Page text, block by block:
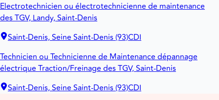
Electrotechnicien ou électrotechnicienne de maintenance
des TGV, Landy, Saint-Denis
Saint-Denis, Seine Saint-Denis (93)CDI
Technicien ou Technicienne de Maintenance dépannage
électrique Traction/Freinage des TGV, Saint-Denis
Saint-Denis, Seine Saint-Denis (93)CDI